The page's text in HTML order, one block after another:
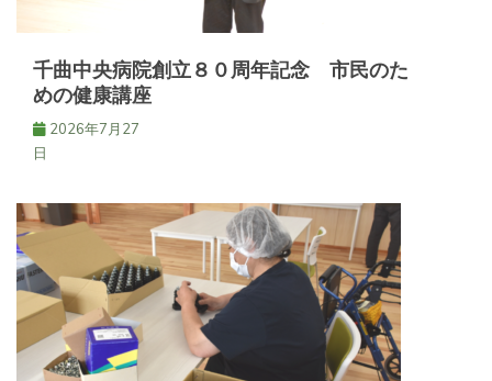
千曲中央病院創立８０周年記念 市民のた
めの健康講座
2026年7月27
日